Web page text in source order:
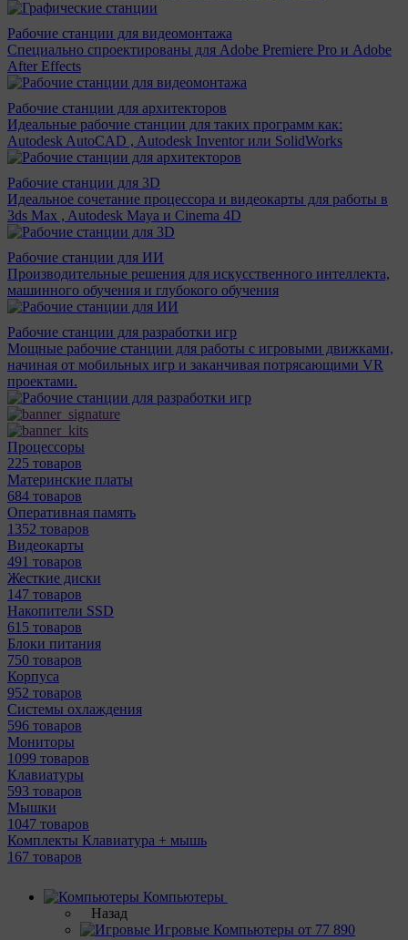
Рабочие станции для видеомонтажа
Специально спроектированы для Adobe Premiere Pro и Adobe
After Effects
Рабочие станции для архитекторов
Идеальные рабочие станции для таких программ как:
Autodesk AutoCAD , Autodesk Inventor или SolidWorks
Рабочие станции для 3D
Идеальное сочетание процессора и видеокарты для работы в
3ds Max , Autodesk Maya и Cinema 4D
Рабочие станции для ИИ
Производительные решения для искусственного интеллекта,
машинного обучения и глубокого обучения
Рабочие станции для разработки игр
Мощные рабочие станции для работы с игровыми движками,
начиная от мобильных игр и заканчивая потрясающими VR
проектами.
Процессоры
225 товаров
Материнcкие платы
684 товаров
Оперативная память
1352 товаров
Видеокарты
491 товаров
Жесткие диски
147 товаров
Накопители SSD
615 товаров
Блоки питания
750 товаров
Корпуса
952 товаров
Системы охлаждения
596 товаров
Мониторы
1099 товаров
Клавиатуры
593 товаров
Мышки
1047 товаров
Комплекты Клавиатура + мышь
167 товаров
Компьютеры
Назад
Игровые Компьютеры от 77 890